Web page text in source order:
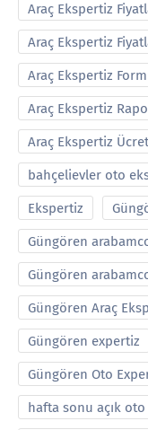
Araç Ekspertiz
Araç Ekspertiz
Araç Ekspertiz
Araç Ekspertiz
Araç Ekspertiz
bahçelievler oto
Ekspertiz
Güngören
Güngören
Güngören Araç
Güngören expertiz
Güngören Oto
hafta sonu açık